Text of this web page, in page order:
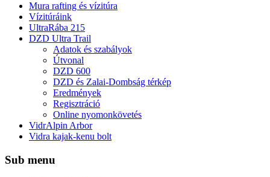
Mura rafting és vízitúra
Vízitúráink
UltraRába 215
DZD Ultra Trail
Adatok és szabályok
Útvonal
DZD 600
DZD és Zalai-Dombság térkép
Eredmények
Regisztráció
Online nyomonkövetés
VidrAlpin Arbor
Vidra kajak-kenu bolt
Sub menu